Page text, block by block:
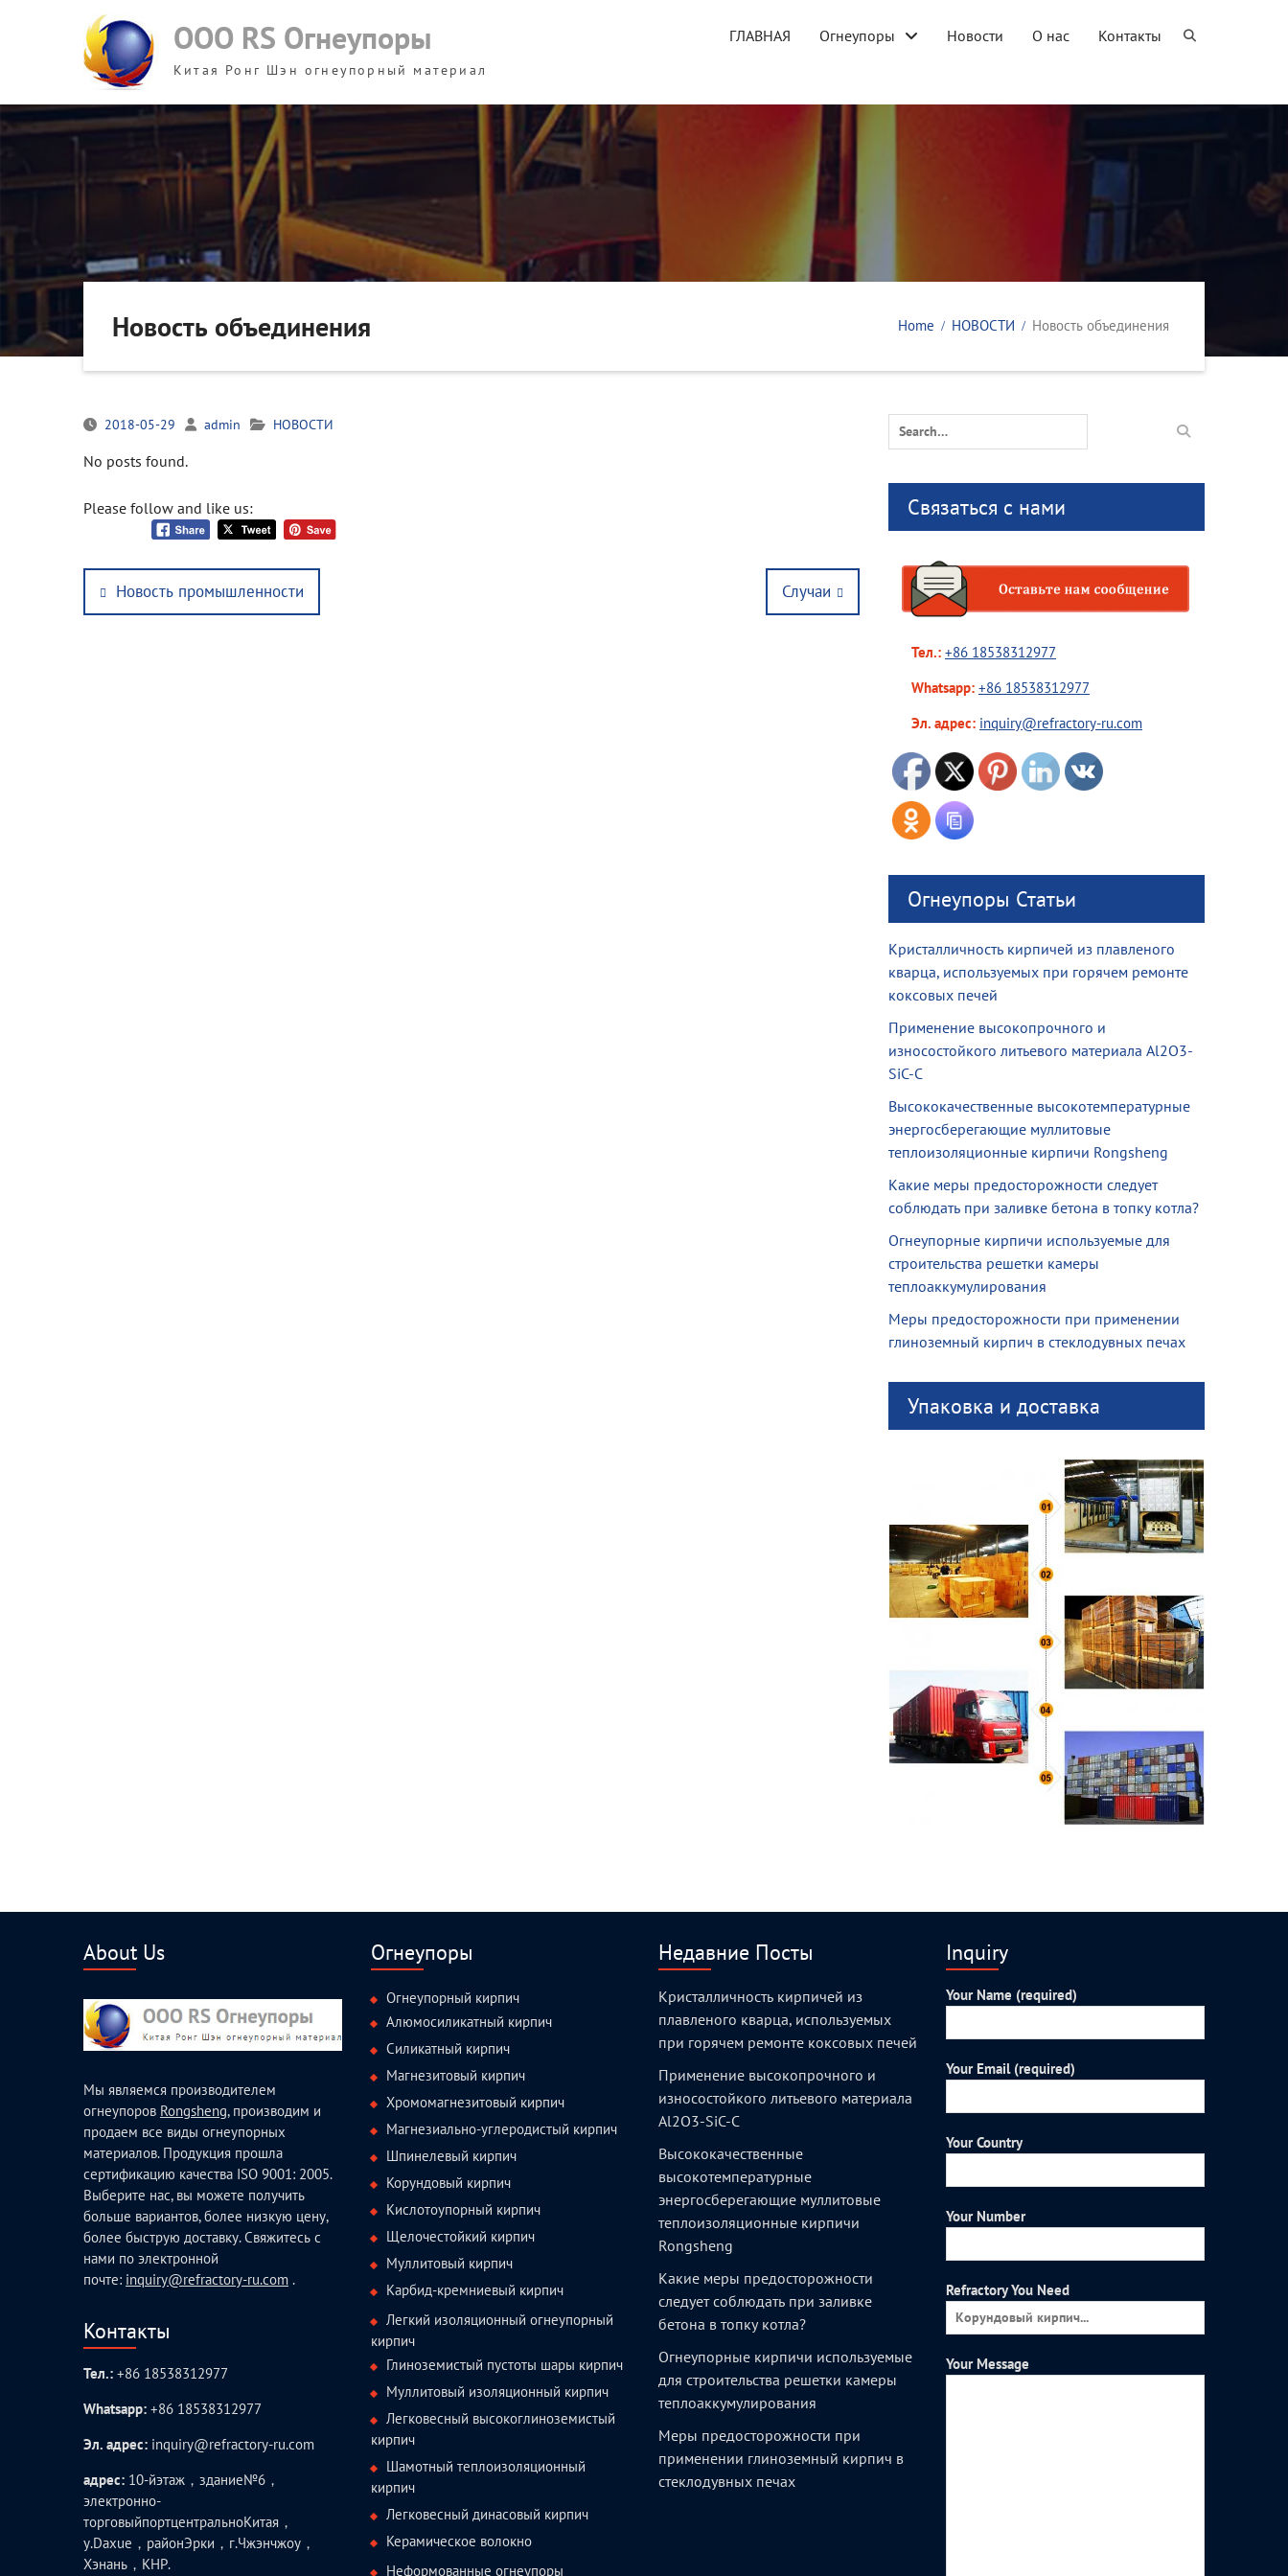
ООО RS Огнеупоры
Китая Ронг Шэн огнеупорный материал
ГЛАВНАЯ Огнеупоры Новости О нас Контакты
Новость объединения Home НОВОСТИ Новость объединения
2018-05-29 admin НОВОСТИ
No posts found.
Please follow and like us:
Post
navigation
Previous
post:
Новость промышленности
Next
post:
Случаи
Search
for:
Связаться с нами
Тел.: +86 18538312977
Whatsapp: +86 18538312977
Эл. адрес: inquiry@refractory-ru.com
Огнеупоры Статьи
Кристалличность кирпичей из плавленого
кварца, используемых при горячем ремонте
коксовых печей
Применение высокопрочного и
износостойкого литьевого материала Al2O3-
SiC-C
Высококачественные высокотемпературные
энергосберегающие муллитовые
теплоизоляционные кирпичи Rongsheng
Какие меры предосторожности следует
соблюдать при заливке бетона в топку котла?
Огнеупорные кирпичи используемые для
строительства решетки камеры
теплоаккумулирования
Меры предосторожности при применении
глиноземный кирпич в стеклодувных печах
Упаковка и доставка
About Us
Мы являемся производителем
огнеупоров Rongsheng, производим и
продаем все виды огнеупорных
материалов. Продукция прошла
сертификацию качества ISO 9001: 2005.
Выберите нас, вы можете получить
больше вариантов, более низкую цену,
более быструю доставку. Свяжитесь с
нами по электронной
почте: inquiry@refractory-ru.com .
Контакты
Тел.: +86 18538312977
Whatsapp: +86 18538312977
Эл. адрес: inquiry@refractory-ru.com
адрес: 10-йэтаж，здание№6，
электронно-
торговыйпортцентральноКитая，
у.Daxue，районЭрки，г.Чжэнчжоу，
Хэнань，КНР.
Огнеупоры
Огнеупорный кирпич
Алюмосиликатный кирпич
Силикатный кирпич
Магнезитовый кирпич
Хромомагнезитовый кирпич
Магнезиально-углеродистый кирпич
Шпинелевый кирпич
Корундовый кирпич
Кислотоупорный кирпич
Щелочестойкий кирпич
Муллитовый кирпич
Карбид-кремниевый кирпич
Легкий изоляционный огнеупорный
кирпич
Глиноземистый пустоты шары кирпич
Муллитовый изоляционный кирпич
Легковесный высокоглиноземистый
кирпич
Шамотный теплоизоляционный
кирпич
Легковесный динасовый кирпич
Керамическое волокно
Неформованные огнеупоры
Недавние Посты
Кристалличность кирпичей из
плавленого кварца, используемых
при горячем ремонте коксовых печей
Применение высокопрочного и
износостойкого литьевого материала
Al2O3-SiC-C
Высококачественные
высокотемпературные
энергосберегающие муллитовые
теплоизоляционные кирпичи
Rongsheng
Какие меры предосторожности
следует соблюдать при заливке
бетона в топку котла?
Огнеупорные кирпичи используемые
для строительства решетки камеры
теплоаккумулирования
Меры предосторожности при
применении глиноземный кирпич в
стеклодувных печах
Inquiry
Your Name (required)
Your Email (required)
Your Country
Your Number
Refractory You Need
Your Message